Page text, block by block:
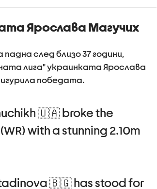
Окинава, Източен
стихията
(ВИДЕО)
Ярослава Магучих
след близо 37 години,
лига" украинката Ярослава
победата.
🇺🇦 broke the
with a stunning 2.10m
🇧🇬 has stood for